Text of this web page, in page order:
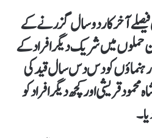
آخرکار دو سال گزرنے کے
حملوں میں شریک دیگر افراد کے
کو دس دس سال قید کی
قریشی اور کچھ دیگر افراد کو